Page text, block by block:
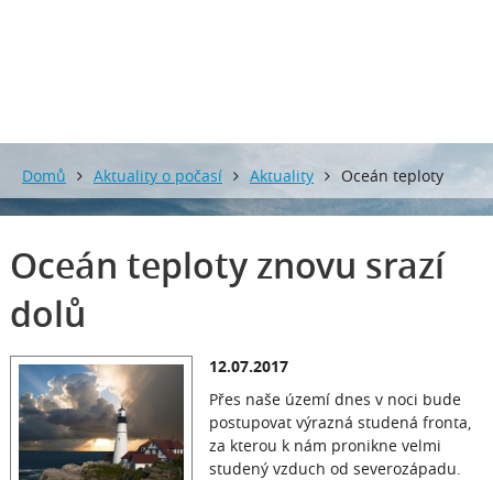
Domů Aktuality o počasí Aktuality Oceán teploty
znovu srazí dolů
Oceán teploty znovu srazí
dolů
12.07.2017
Přes naše území dnes v noci bude
postupovat výrazná studená fronta,
za kterou k nám pronikne velmi
studený vzduch od severozápadu.